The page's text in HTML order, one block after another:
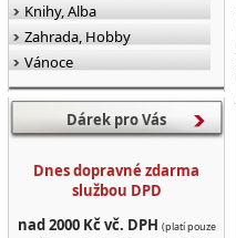
Knihy, Alba
Zahrada, Hobby
Vánoce
Dárek pro Vás
Dnes dopravné zdarma
službou DPD
nad 2000 Kč vč. DPH (platí pouze